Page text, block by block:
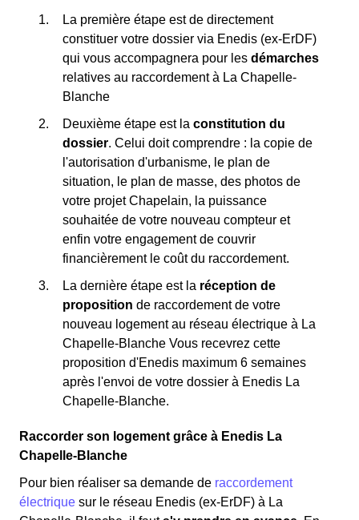
La première étape est de directement
constituer votre dossier via Enedis (ex-ErDF)
qui vous accompagnera pour les démarches
relatives au raccordement à La Chapelle-
Blanche
Deuxième étape est la constitution du
dossier. Celui doit comprendre : la copie de
l'autorisation d'urbanisme, le plan de
situation, le plan de masse, des photos de
votre projet Chapelain, la puissance
souhaitée de votre nouveau compteur et
enfin votre engagement de couvrir
financièrement le coût du raccordement.
La dernière étape est la réception de
proposition de raccordement de votre
nouveau logement au réseau électrique à La
Chapelle-Blanche Vous recevrez cette
proposition d'Enedis maximum 6 semaines
après l'envoi de votre dossier à Enedis La
Chapelle-Blanche.
Raccorder son logement grâce à Enedis La
Chapelle-Blanche
Pour bien réaliser sa demande de raccordement
électrique sur le réseau Enedis (ex-ErDF) à La